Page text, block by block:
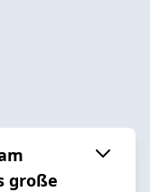
große